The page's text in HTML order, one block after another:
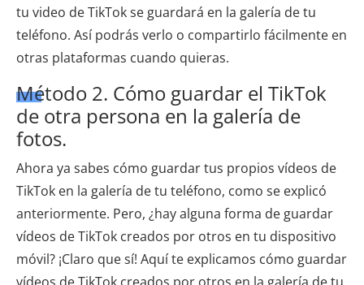
tu video de TikTok se guardará en la galería de tu
teléfono. Así podrás verlo o compartirlo fácilmente en
otras plataformas cuando quieras.
Método 2. Cómo guardar el TikTok
de otra persona en la galería de
fotos.
Ahora ya sabes cómo guardar tus propios vídeos de
TikTok en la galería de tu teléfono, como se explicó
anteriormente. Pero, ¿hay alguna forma de guardar
vídeos de TikTok creados por otros en tu dispositivo
móvil? ¡Claro que sí! Aquí te explicamos cómo guardar